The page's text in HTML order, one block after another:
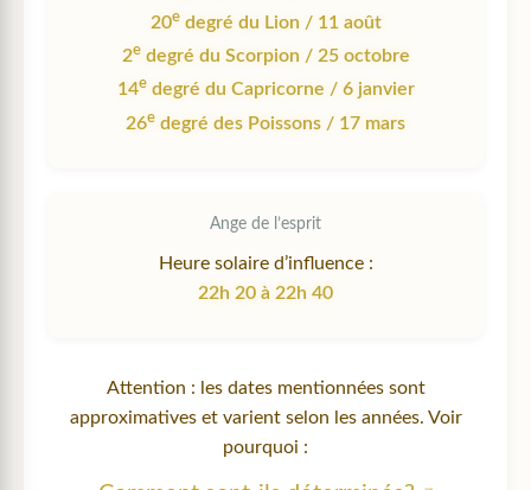
20edegré du Lion / 11 août
2edegré du Scorpion / 25 octobre
14edegré du Capricorne / 6 janvier
26e degré des Poissons / 17 mars
Ange de l’esprit
Heure solaire d’influence :
22h 20 à 22h 40
Attention : les dates mentionnées sont
approximatives et varient selon les années. Voir
pourquoi :